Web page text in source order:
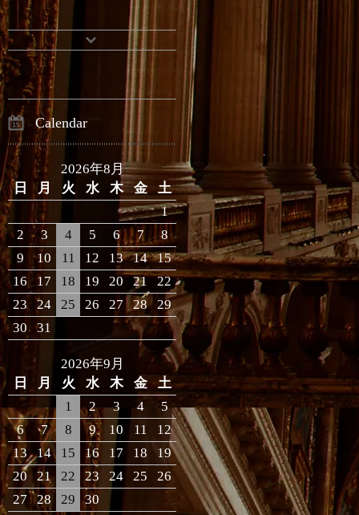
Calendar
2026年8月
日
月 火 水 木 金
土
1
2
3 4 5 6 7
8
9
10 11 12 13 14
15
16
17 18 19 20 21
22
23
24 25 26 27 28
29
30
31
2026年9月
日
月 火 水 木 金
土
1
2 3 4
5
6
7 8 9 10 11
12
13
14 15 16 17 18
19
20
21 22 23 24 25
26
27
28 29 30